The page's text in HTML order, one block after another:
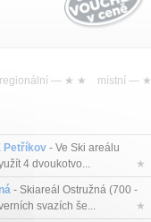
— ★ ★ místní — ★
Petříkov- Ve Ski areálu
4 dvoukotvo...
★
- Skiareál Ostružná (700 -
svazích še...
★